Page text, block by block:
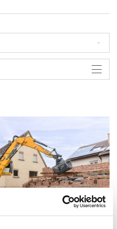
IR SPRENDIMAI
SISTEMOS
TECHNIKA
GALIMYBĖS